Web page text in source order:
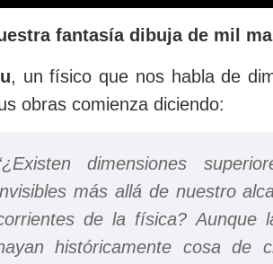
fantasía dibuja de mil
, un físico que nos habla de
obras comienza diciendo:
dimensiones
más allá de nuestro
de la física? Aunque
históricamente cosa de